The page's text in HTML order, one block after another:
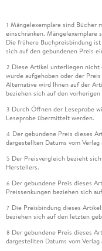
1 Mängelexemplare sind Bücher
einschränken. Mängelexemplare
Die frühere Buchpreisbindung
sich auf den gebundenen Preis
2 Diese Artikel unterliegen nicht
wurde aufgehoben oder der
Alternative wird Ihnen auf der
beziehen sich auf den vorherigen
3 Durch Öffnen der Leseprobe
Leseprobe übermittelt werden.
4 Der gebundene Preis dieses
dargestellten Datums vom Verlag
5 Der Preisvergleich bezieht
Herstellers.
6 Der gebundene Preis dieses
Preissenkungen beziehen sich
7 Die Preisbindung dieses
beziehen sich auf den letzten
8 Der gebundene Preis dieses
dargestellten Datums vom Verlag